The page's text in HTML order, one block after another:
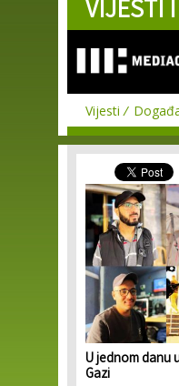
Skip to
main
VIJESTI
Vijesti
U jednom danu
Gazi